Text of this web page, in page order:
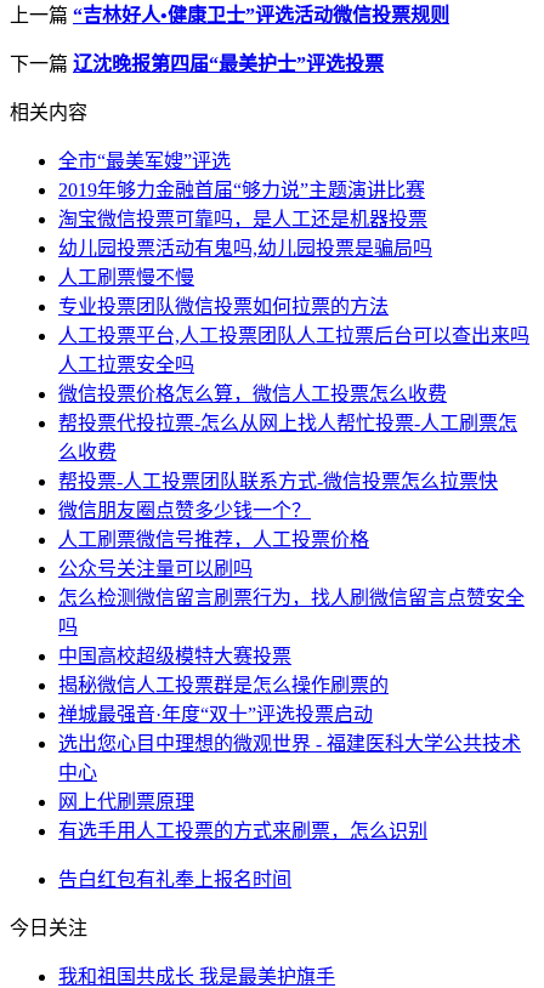
上一篇 “吉林好人•健康卫士”评选活动微信投票规则
下一篇 辽沈晚报第四届“最美护士”评选投票
相关内容
全市“最美军嫂”评选
2019年够力金融首届“够力说”主题演讲比赛
淘宝微信投票可靠吗，是人工还是机器投票
幼儿园投票活动有鬼吗,幼儿园投票是骗局吗
人工刷票慢不慢
专业投票团队微信投票如何拉票的方法
人工投票平台,人工投票团队人工拉票后台可以查出来吗
人工拉票安全吗
微信投票价格怎么算，微信人工投票怎么收费
帮投票代投拉票-怎么从网上找人帮忙投票-人工刷票怎
么收费
帮投票-人工投票团队联系方式-微信投票怎么拉票快
微信朋友圈点赞多少钱一个？
人工刷票微信号推荐，人工投票价格
公众号关注量可以刷吗
怎么检测微信留言刷票行为，找人刷微信留言点赞安全
吗
中国高校超级模特大赛投票
揭秘微信人工投票群是怎么操作刷票的
禅城最强音·年度“双十”评选投票启动
选出您心目中理想的微观世界 - 福建医科大学公共技术
中心
网上代刷票原理
有选手用人工投票的方式来刷票，怎么识别
告白红包有礼奉上报名时间
今日关注
我和祖国共成长 我是最美护旗手